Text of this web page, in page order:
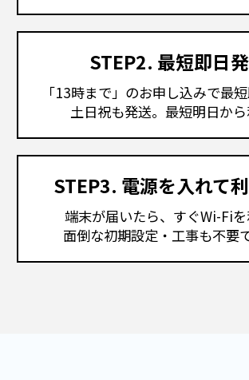
STEP2. 最短即日
「13時まで」のお申し込みで最
土日祝も発送。最短明日か
STEP3. 電源を入れて
端末が届いたら、すぐWi-Fi
面倒な初期設定・工事も不要